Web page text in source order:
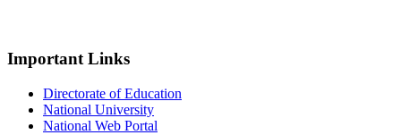
Important Links
Directorate of Education
National University
National Web Portal